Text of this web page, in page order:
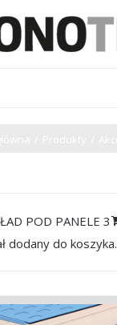
POD PANELE 3
dodany do koszyka.